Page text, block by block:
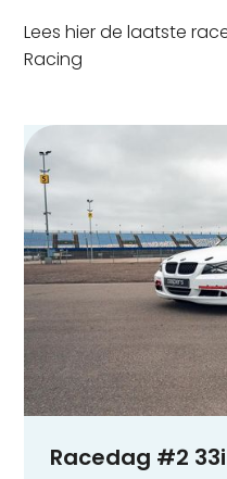
Lees hier de laatste
Racing
Racedag #2